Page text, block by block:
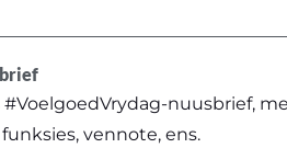
nuusbrief,
vennote, ens.